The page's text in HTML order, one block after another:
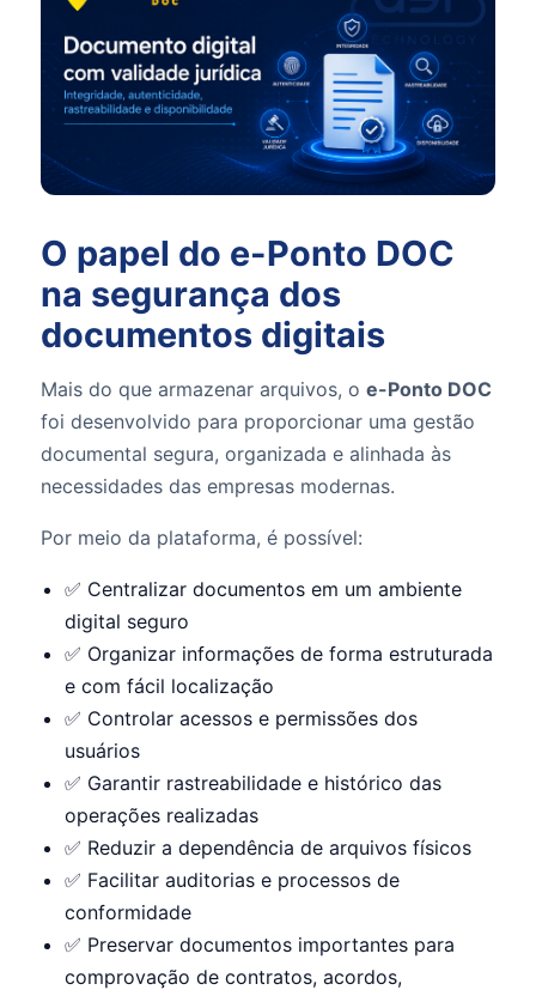
O papel do e-Ponto DOC
na segurança dos
documentos digitais
Mais do que armazenar arquivos, o e-Ponto DOC
foi desenvolvido para proporcionar uma gestão
documental segura, organizada e alinhada às
necessidades das empresas modernas.
Por meio da plataforma, é possível:
✅ Centralizar documentos em um ambiente
digital seguro
✅ Organizar informações de forma estruturada
e com fácil localização
✅ Controlar acessos e permissões dos
usuários
✅ Garantir rastreabilidade e histórico das
operações realizadas
✅ Reduzir a dependência de arquivos físicos
✅ Facilitar auditorias e processos de
conformidade
✅ Preservar documentos importantes para
comprovação de contratos, acordos,